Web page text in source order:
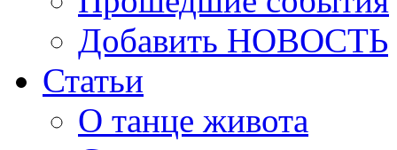
Добавить НОВОСТЬ
Статьи
О танце живота